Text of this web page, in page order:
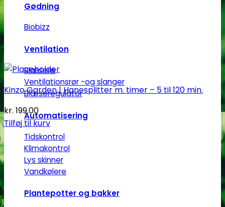
Gødning
Biobizz
Ventilation
Blæsere
Ventilationsrør -og slanger
Blæseregulator
Automatisering
Tidskontrol
Klimakontrol
Lys skinner
Vandkølere
Plantepotter og bakker
Kinzo Garden | Hanesplitter m. timer – 5 til 120 min.
kr. 199.00
Tilføj til kurv